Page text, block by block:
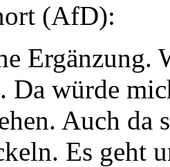
(AfD):
Ergänzung.
Da würde
Auch
Es geht